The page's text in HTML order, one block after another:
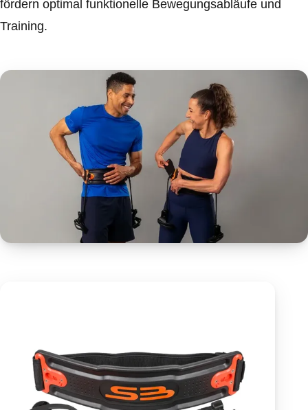
fördern optimal funktionelle Bewegungsabläufe und
Training.